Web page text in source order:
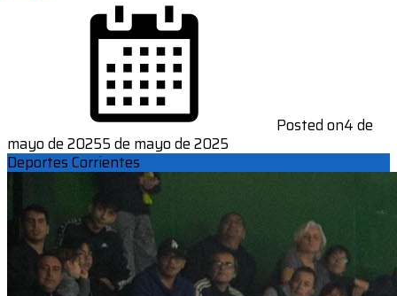
Posted on4 de
mayo de 20255 de mayo de 2025
Deportes Corrientes